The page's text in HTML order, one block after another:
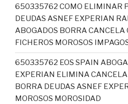
650335762 COMO ELIMINAR
DEUDAS ASNEF EXPERIAN
ABOGADOS BORRA CANCELA
FICHEROS MOROSOS
650335762 EOS SPAIN
EXPERIAN ELIMINA
BORRA DEUDAS ASNEF
MOROSOS MOROSIDAD